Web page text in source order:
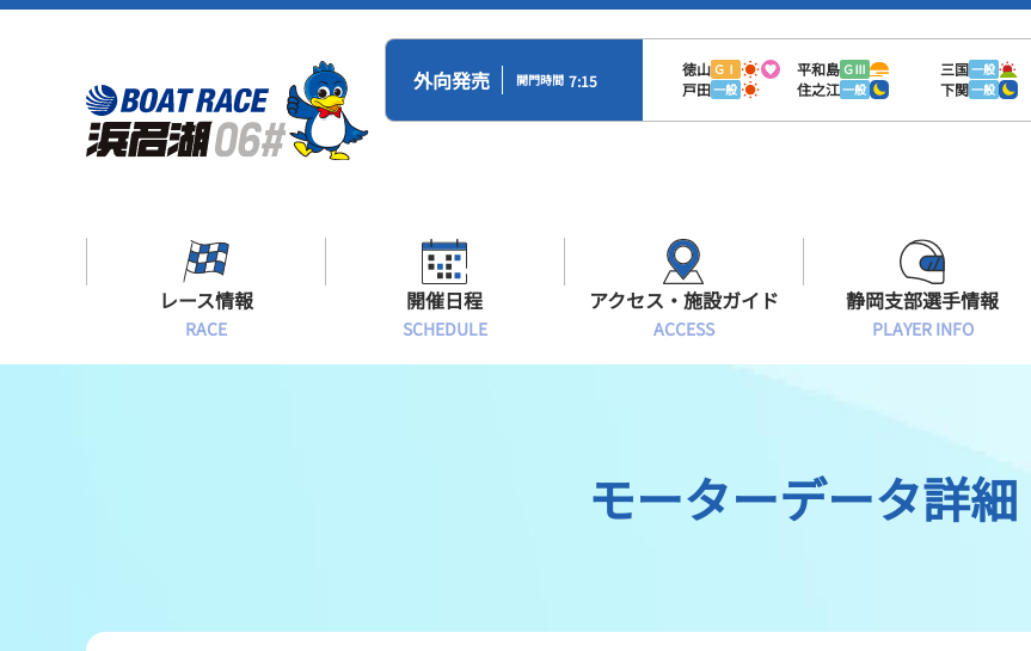
外向発売 開門時間 7:15
徳山 ＧⅠ 平和島 ＧⅢ 三国一般
戸田一般 住之江一般 下関一般
レース情報
RACE
ボートデータ
出目データ
開催日程
SCHEDULE
アクセス・施設ガイド
ACCESS
施設案内
有料席情報
静岡支部選手情報
PLAYER INFO
選手募集
レーサーズファイル
モーターデータ詳細